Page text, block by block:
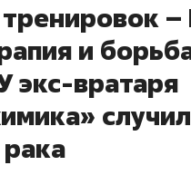
и
экс-вратаря